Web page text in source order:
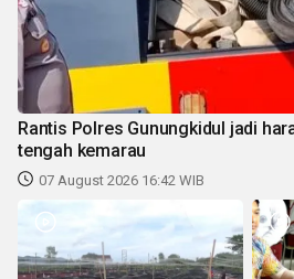
Rantis Polres Gunungkidul jadi
tengah kemarau
07 August 2026 16:42 WIB